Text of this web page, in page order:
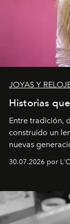
JOYAS Y
Historias
Entre tradición,
construido un
nuevas
Dubray, la
Latinoamérica,
30.07.2026 por